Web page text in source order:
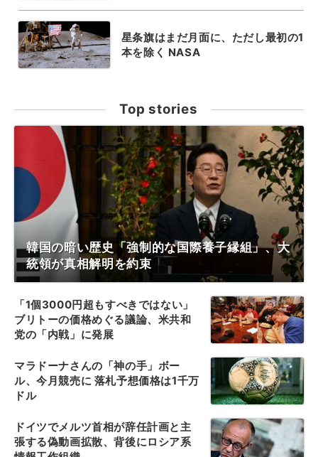
星条旗はまだ月面に、ただし最初の1
本を除く NASA
Top stories
韓国の暗い歴史「強制的な国際養子縁組」、大
統領が真相解明を約束
「1個3000円超もすべきではない」
ブリトーの価格めぐる議論、米共和
党の「内戦」に発展
マラドーナさんの「神の手」ボー
ル、今月競売に 落札予想価格は1千万
ドル
ドイツでメルツ首相が辞任計画と主
張する偽動画拡散、背後にロシア系